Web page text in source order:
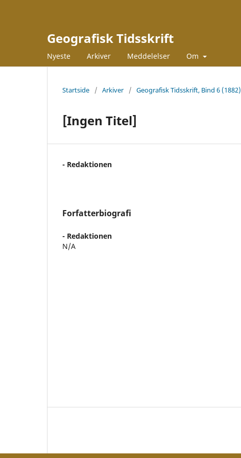
Geografisk Tidsskrift
Nyeste Arkiver Meddelelser Om
Startside / Arkiver / Geografisk Tidsskrift, Bind 6 (1882)
[Ingen Titel]
- Redaktionen
Forfatterbiografi
- Redaktionen
N/A